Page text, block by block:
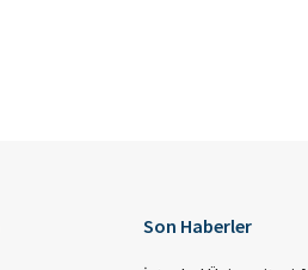
Son Haberler